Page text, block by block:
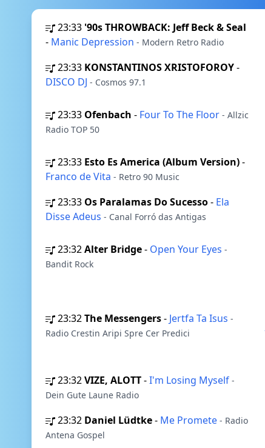
23:33 '90s THROWBACK: Jeff Beck & Seal
- Manic Depression - Modern Retro Radio
23:33 KONSTANTINOS XRISTOFOROY-
DISCO DJ - Cosmos 97.1
23:33 Ofenbach - Four To The Floor - Allzic
Radio TOP 50
23:33 Esto Es America (Album Version)-
Franco de Vita - Retro 90 Music
23:33 Os Paralamas Do Sucesso- Ela
Disse Adeus - Canal Forró das Antigas
23:32Alter Bridge- Open Your Eyes -
Bandit Rock
23:32The Messengers- Jertfa Ta Isus -
Radio Crestin Aripi Spre Cer Predici
23:32VIZE, ALOTT-I'm Losing Myself -
Dein Gute Laune Radio
23:32 Daniel Lüdtke- Me Promete - Radio
Antena Gospel